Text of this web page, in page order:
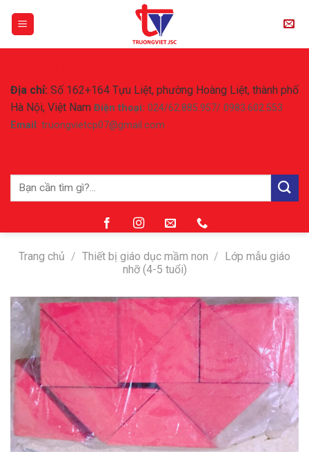
Địa chỉ: Số 162+164 Tựu Liệt, phường Hoàng Liệt, thành phố
Hà Nội, Việt Nam Điện thoại: 024/62.885.957/ 0983.602.553
Email : truongvietcp07@gmail.com
Tìm
Trang chủ / Thiết bị giáo dục mầm non /
Lớp mẫu giáo
nhỡ (4-5 tuổi)